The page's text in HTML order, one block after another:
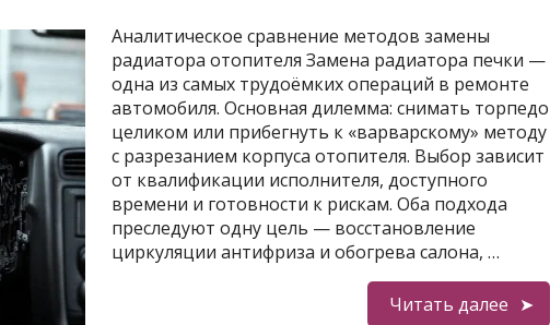
Аналитическое сравнение методов замены
радиатора отопителя Замена радиатора печки —
одна из самых трудоёмких операций в ремонте
автомобиля. Основная дилемма: снимать торпедо
целиком или прибегнуть к «варварскому» методу
с разрезанием корпуса отопителя. Выбор зависит
от квалификации исполнителя, доступного
времени и готовности к рискам. Оба подхода
преследуют одну цель — восстановление
циркуляции антифриза и обогрева салона, …
Читать далее